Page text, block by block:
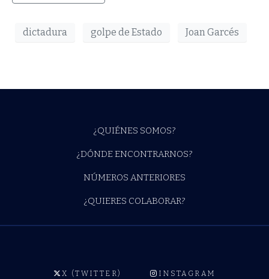
dictadura golpe de Estado Joan Garcés
¿QUIÉNES SOMOS?
¿DÓNDE ENCONTRARNOS?
NÚMEROS ANTERIORES
¿QUIERES COLABORAR?
X (TWITTER) INSTAGRAM